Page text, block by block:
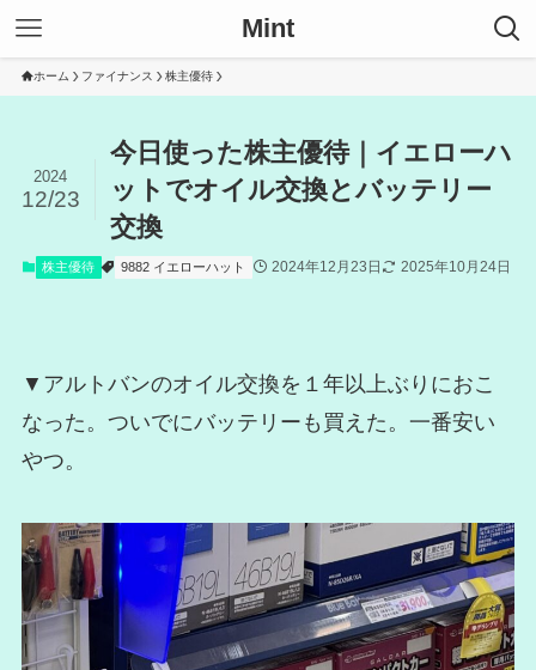
Mint
ホーム ファイナンス 株主優待
今日使った株主優待｜イエローハ
ットでオイル交換とバッテリー
交換
2024
12/23
株主優待 9882 イエローハット 2024年12月23日 2025年10月24日
▼アルトバンのオイル交換を１年以上ぶりにおこ
なった。ついでにバッテリーも買えた。一番安い
やつ。